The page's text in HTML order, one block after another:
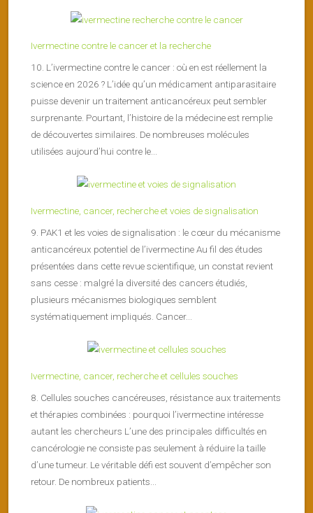
Ivermectine contre le cancer et la recherche
10. L’ivermectine contre le cancer : où en est réellement la
science en 2026 ? L’idée qu’un médicament antiparasitaire
puisse devenir un traitement anticancéreux peut sembler
surprenante. Pourtant, l’histoire de la médecine est remplie
de découvertes similaires. De nombreuses molécules
utilisées aujourd’hui contre le...
Ivermectine, cancer, recherche et voies de signalisation
9. PAK1 et les voies de signalisation : le cœur du mécanisme
anticancéreux potentiel de l’ivermectine Au fil des études
présentées dans cette revue scientifique, un constat revient
sans cesse : malgré la diversité des cancers étudiés,
plusieurs mécanismes biologiques semblent
systématiquement impliqués. Cancer...
Ivermectine, cancer, recherche et cellules souches
8. Cellules souches cancéreuses, résistance aux traitements
et thérapies combinées : pourquoi l’ivermectine intéresse
autant les chercheurs L’une des principales difficultés en
cancérologie ne consiste pas seulement à réduire la taille
d’une tumeur. Le véritable défi est souvent d’empêcher son
retour. De nombreux patients...